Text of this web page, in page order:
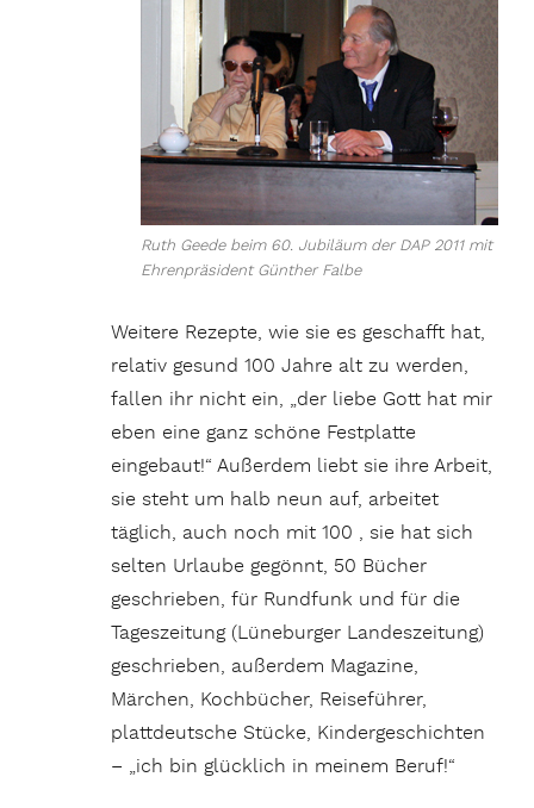
Ruth Geede beim 60. Jubiläum der DAP 2011 mit
Ehrenpräsident Günther Falbe
Weitere Rezepte, wie sie es geschafft hat,
relativ gesund 100 Jahre alt zu werden,
fallen ihr nicht ein, „der liebe Gott hat mir
eben eine ganz schöne Festplatte
eingebaut!“ Außerdem liebt sie ihre Arbeit,
sie steht um halb neun auf, arbeitet
täglich, auch noch mit 100 , sie hat sich
selten Urlaube gegönnt, 50 Bücher
geschrieben, für Rundfunk und für die
Tageszeitung (Lüneburger Landeszeitung)
geschrieben, außerdem Magazine,
Märchen, Kochbücher, Reiseführer,
plattdeutsche Stücke, Kindergeschichten
– „ich bin glücklich in meinem Beruf!“